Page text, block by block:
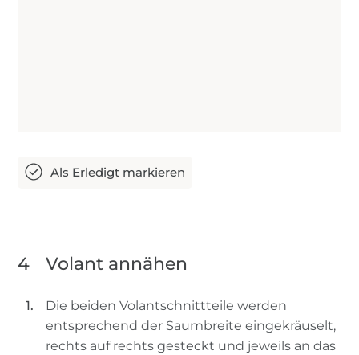
4 Volant annähen
Die beiden Volantschnittteile werden
entsprechend der Saumbreite eingekräuselt,
rechts auf rechts gesteckt und jeweils an das